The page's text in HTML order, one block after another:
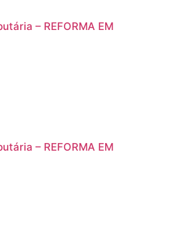
– REFORMA EM
– REFORMA EM